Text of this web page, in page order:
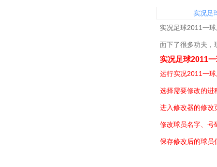
实况足
实况足球2011一
面下了很多功夫，
实况足球2011
运行实况2011一
选择需要修改的进
进入修改器的修改
修改球员名字、号
保存修改后的球员